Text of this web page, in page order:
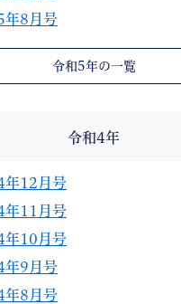
年8月号
令和5年の一覧
令和4年
年12月号
年11月号
年10月号
年9月号
年8月号